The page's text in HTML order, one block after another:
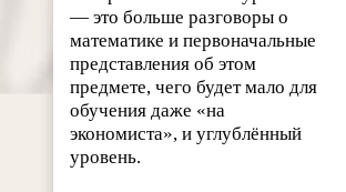
— это больше разговоры о
математике и первоначальные
представления об этом
предмете, чего будет мало для
обучения даже «на
экономиста», и углублённый
уровень.